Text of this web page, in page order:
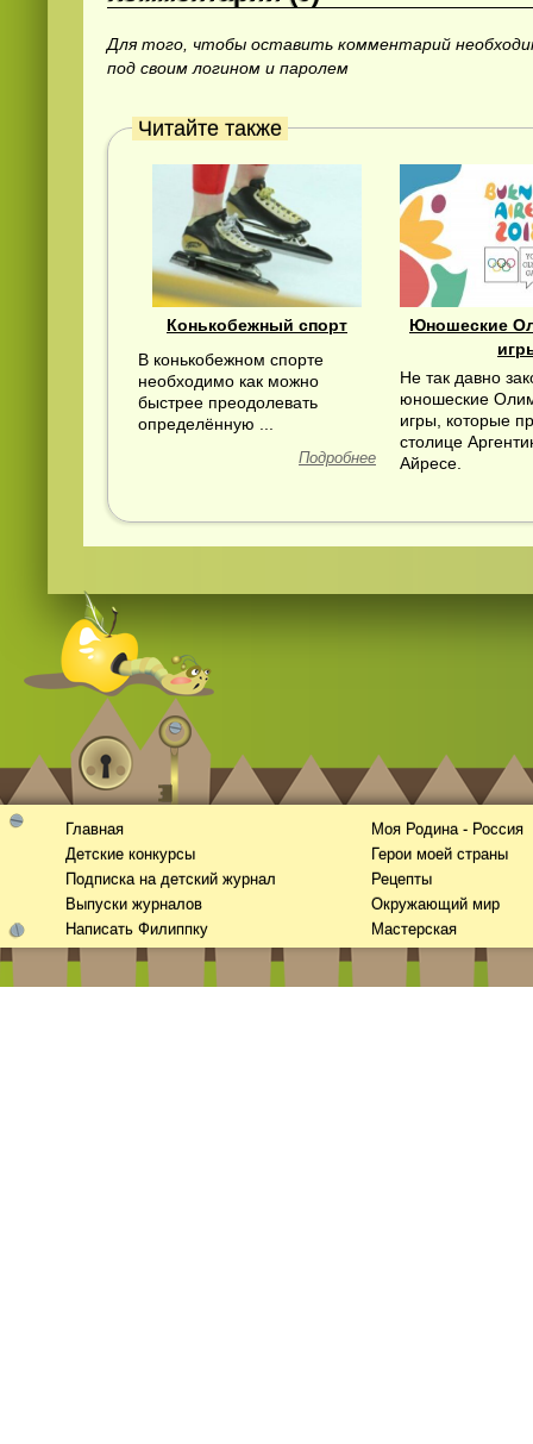
Для того, чтобы оставить комментарий
под своим логином и паролем
Читайте также
Конькобежный спорт
В конькобежном спорте
необходимо как можно
быстрее преодолевать
определённую ...
Подробнее
Юношеские
Не так давно
юношеские
игры, которые
столице
Айресе.
Главная
Детские конкурсы
Подписка на детский журнал
Выпуски журналов
Написать Филиппку
Моя Родина - Россия
Герои моей страны
Рецепты
Окружающий мир
Мастерская